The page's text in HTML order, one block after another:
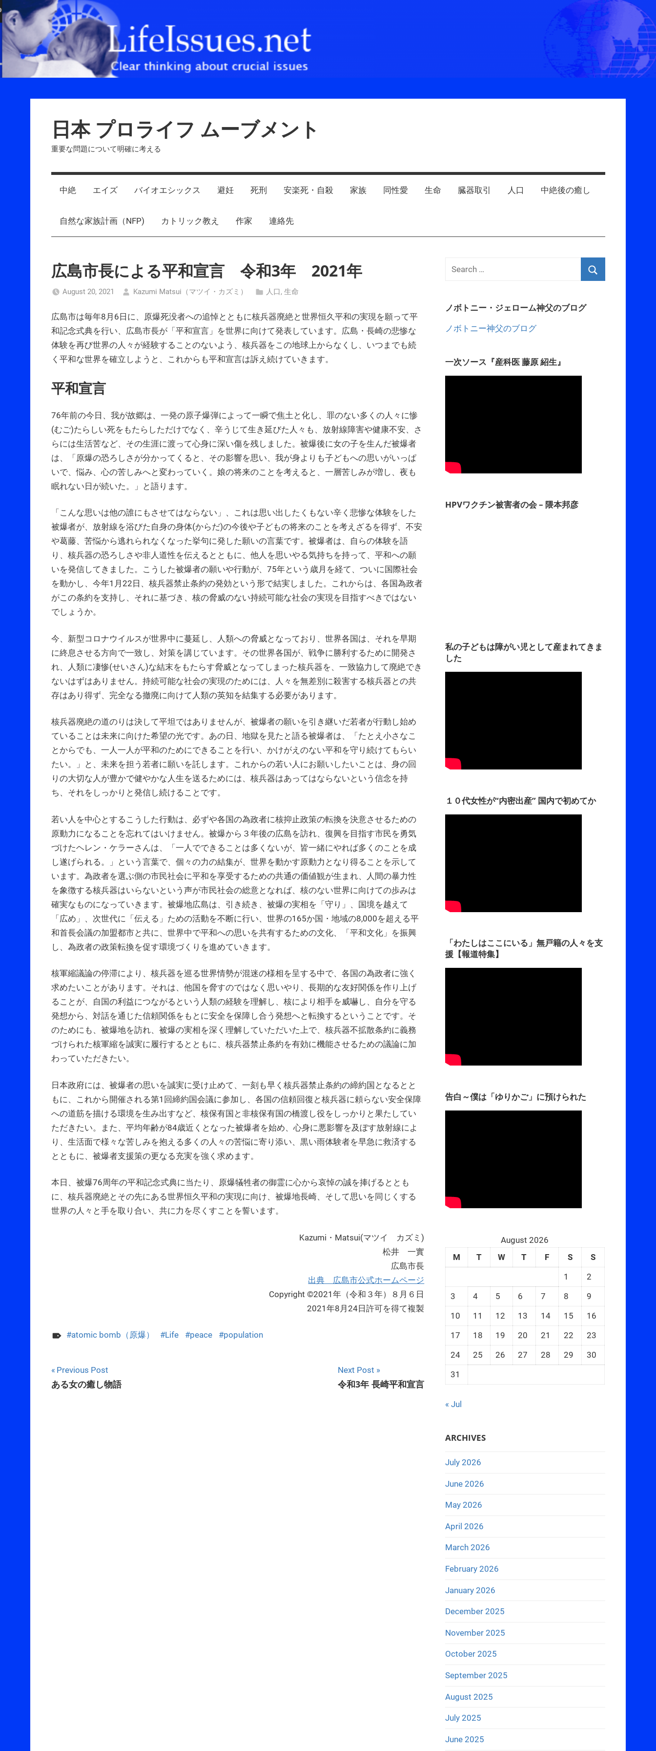
Skip
to
content
日本 プロライフ ムーブメント
重要な問題について明確に考える
中絶 エイズ バイオエシックス 避妊 死刑 安楽死・自殺 家族 同性愛 生命 臓器取引 人口 中絶後の癒し
自然な家族計画（NFP) カトリック教え 作家 連絡先
広島市長による平和宣言 令和3年 2021年
August 20, 2021 Kazumi Matsui（マツイ・カズミ） 人口, 生命
広島市は毎年8月6日に、原爆死没者への追悼とともに核兵器廃絶と世界恒久平和の実現を願って平
和記念式典を行い、広島市長が「平和宣言」を世界に向けて発表しています。広島・長崎の悲惨な
体験を再び世界の人々が経験することのないよう、核兵器をこの地球上からなくし、いつまでも続
く平和な世界を確立しようと、これからも平和宣言は訴え続けていきます。
平和宣言
76年前の今日、我が故郷は、一発の原子爆弾によって一瞬で焦土と化し、罪のない多くの人々に惨
(むご)たらしい死をもたらしただけでなく、辛うじて生き延びた人々も、放射線障害や健康不安、さ
らには生活苦など、その生涯に渡って心身に深い傷を残しました。被爆後に女の子を生んだ被爆者
は、「原爆の恐ろしさが分かってくると、その影響を思い、我が身よりも子どもへの思いがいっぱ
いで、悩み、心の苦しみへと変わっていく。娘の将来のことを考えると、一層苦しみが増し、夜も
眠れない日が続いた。」と語ります。
「こんな思いは他の誰にもさせてはならない」、これは思い出したくもない辛く悲惨な体験をした
被爆者が、放射線を浴びた自身の身体(からだ)の今後や子どもの将来のことを考えざるを得ず、不安
や葛藤、苦悩から逃れられなくなった挙句に発した願いの言葉です。被爆者は、自らの体験を語
り、核兵器の恐ろしさや非人道性を伝えるとともに、他人を思いやる気持ちを持って、平和への願
いを発信してきました。こうした被爆者の願いや行動が、75年という歳月を経て、ついに国際社会
を動かし、今年1月22日、核兵器禁止条約の発効という形で結実しました。これからは、各国為政者
がこの条約を支持し、それに基づき、核の脅威のない持続可能な社会の実現を目指すべきではない
でしょうか。
今、新型コロナウイルスが世界中に蔓延し、人類への脅威となっており、世界各国は、それを早期
に終息させる方向で一致し、対策を講じています。その世界各国が、戦争に勝利するために開発さ
れ、人類に凄惨(せいさん)な結末をもたらす脅威となってしまった核兵器を、一致協力して廃絶でき
ないはずはありません。持続可能な社会の実現のためには、人々を無差別に殺害する核兵器との共
存はあり得ず、完全なる撤廃に向けて人類の英知を結集する必要があります。
核兵器廃絶の道のりは決して平坦ではありませんが、被爆者の願いを引き継いだ若者が行動し始め
ていることは未来に向けた希望の光です。あの日、地獄を見たと語る被爆者は、「たとえ小さなこ
とからでも、一人一人が平和のためにできることを行い、かけがえのない平和を守り続けてもらい
たい。」と、未来を担う若者に願いを託します。これからの若い人にお願いしたいことは、身の回
りの大切な人が豊かで健やかな人生を送るためには、核兵器はあってはならないという信念を持
ち、それをしっかりと発信し続けることです。
若い人を中心とするこうした行動は、必ずや各国の為政者に核抑止政策の転換を決意させるための
原動力になることを忘れてはいけません。被爆から３年後の広島を訪れ、復興を目指す市民を勇気
づけたヘレン・ケラーさんは、「一人でできることは多くないが、皆一緒にやれば多くのことを成
し遂げられる。」という言葉で、個々の力の結集が、世界を動かす原動力となり得ることを示して
います。為政者を選ぶ側の市民社会に平和を享受するための共通の価値観が生まれ、人間の暴力性
を象徴する核兵器はいらないという声が市民社会の総意となれば、核のない世界に向けての歩みは
確実なものになっていきます。被爆地広島は、引き続き、被爆の実相を「守り」、国境を越えて
「広め」、次世代に「伝える」ための活動を不断に行い、世界の165か国・地域の8,000を超える平
和首長会議の加盟都市と共に、世界中で平和への思いを共有するための文化、「平和文化」を振興
し、為政者の政策転換を促す環境づくりを進めていきます。
核軍縮議論の停滞により、核兵器を巡る世界情勢が混迷の様相を呈する中で、各国の為政者に強く
求めたいことがあります。それは、他国を脅すのではなく思いやり、長期的な友好関係を作り上げ
ることが、自国の利益につながるという人類の経験を理解し、核により相手を威嚇し、自分を守る
発想から、対話を通じた信頼関係をもとに安全を保障し合う発想へと転換するということです。そ
のためにも、被爆地を訪れ、被爆の実相を深く理解していただいた上で、核兵器不拡散条約に義務
づけられた核軍縮を誠実に履行するとともに、核兵器禁止条約を有効に機能させるための議論に加
わっていただきたい。
日本政府には、被爆者の思いを誠実に受け止めて、一刻も早く核兵器禁止条約の締約国となるとと
もに、これから開催される第1回締約国会議に参加し、各国の信頼回復と核兵器に頼らない安全保障
への道筋を描ける環境を生み出すなど、核保有国と非核保有国の橋渡し役をしっかりと果たしてい
ただきたい。また、平均年齢が84歳近くとなった被爆者を始め、心身に悪影響を及ぼす放射線によ
り、生活面で様々な苦しみを抱える多くの人々の苦悩に寄り添い、黒い雨体験者を早急に救済する
とともに、被爆者支援策の更なる充実を強く求めます。
本日、被爆76周年の平和記念式典に当たり、原爆犠牲者の御霊に心から哀悼の誠を捧げるととも
に、核兵器廃絶とその先にある世界恒久平和の実現に向け、被爆地長崎、そして思いを同じくする
世界の人々と手を取り合い、共に力を尽くすことを誓います。
Kazumi・Matsui(マツイ カズミ)
松井 一實
広島市長
出典 広島市公式ホームページ
Copyright ©2021年（令和３年）８月６日
2021年8月24日許可を得て複製
atomic bomb（原爆） Life peace population
Post
navigation
Previous Post
ある女の癒し物語
Next Post
令和3年 長崎平和宣言
ノボトニー・ジェローム神父のブログ
ノボトニー神父のブログ
一次ソース『産科医 藤原 紹生』
HPVワクチン被害者の会 – 隈本邦彦
私の子どもは障がい児として産まれてきま
した
１０代女性が“内密出産” 国内で初めてか
「わたしはここにいる」無戸籍の人々を支
援【報道特集】
告白～僕は「ゆりかご」に預けられた
August 2026
M
T W T F S
S
1
2
3
4 5 6 7 8
9
10
11 12 13 14 15
16
17
18 19 20 21 22
23
24
25 26 27 28 29
30
31
« Jul
ARCHIVES
July 2026
June 2026
May 2026
April 2026
March 2026
February 2026
January 2026
December 2025
November 2025
October 2025
September 2025
August 2025
July 2025
June 2025